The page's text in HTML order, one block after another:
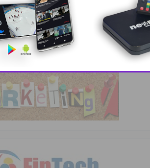
This popup will close in: